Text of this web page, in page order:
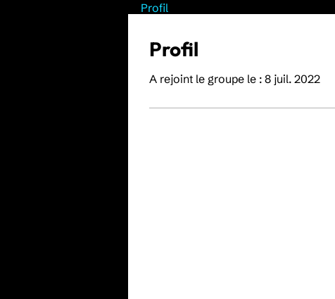
Profil
A rejoint le groupe le : 8 juil. 2022
Profil